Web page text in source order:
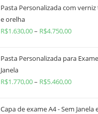
Pasta Personalizada com
e orelha
R$1.630,00– R$4.750,00
Pasta Personalizada para
Janela
R$1.770,00– R$5.460,00
Capa de exame A4 - Sem Janela